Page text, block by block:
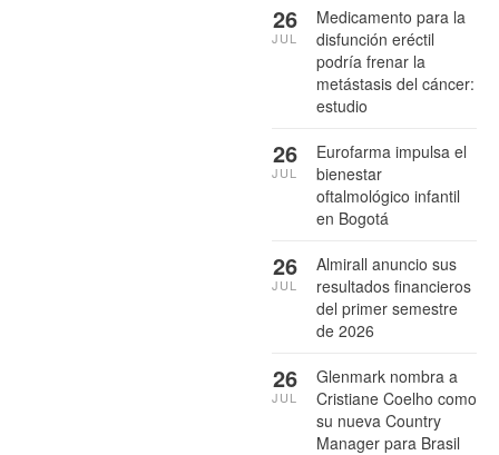
Medicamento para la
disfunción eréctil
podría frenar la
metástasis del cáncer:
estudio
26
JUL
Eurofarma impulsa el
bienestar
oftalmológico infantil
en Bogotá
26
JUL
Almirall anuncio sus
resultados financieros
del primer semestre
de 2026
26
JUL
Glenmark nombra a
Cristiane Coelho como
su nueva Country
Manager para Brasil
26
JUL